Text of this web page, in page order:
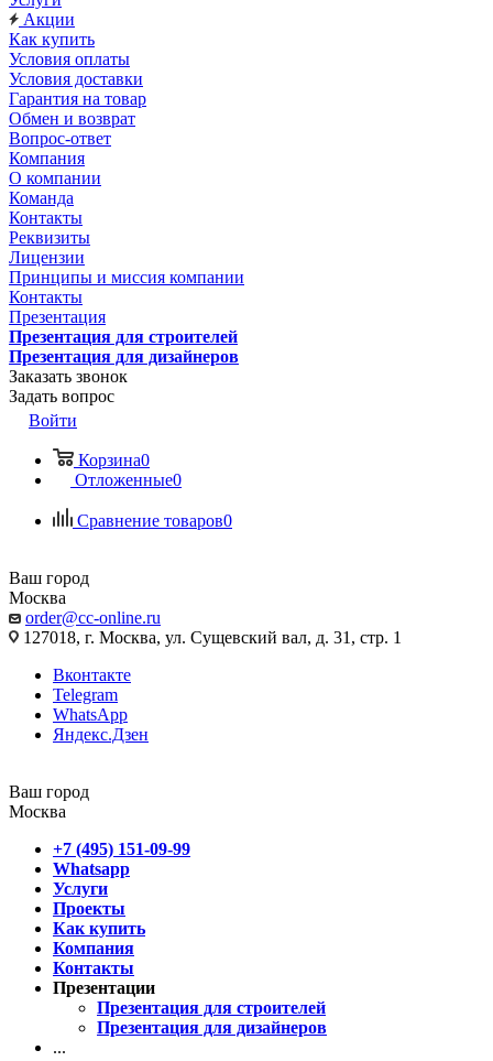
Акции
Как купить
Условия оплаты
Условия доставки
Гарантия на товар
Обмен и возврат
Вопрос-ответ
Компания
О компании
Команда
Контакты
Реквизиты
Лицензии
Принципы и миссия компании
Контакты
Презентация
Презентация для строителей
Презентация для дизайнеров
Заказать звонок
Задать вопрос
Войти
Корзина0
Отложенные0
Сравнение товаров0
Ваш город
Москва
order@cc-online.ru
127018, г. Москва, ул. Сущевский вал, д. 31, стр. 1
Вконтакте
Telegram
WhatsApp
Яндекс.Дзен
Ваш город
Москва
+7 (495) 151-09-99
Whatsapp
Услуги
Проекты
Как купить
Компания
Контакты
Презентации
Презентация для строителей
Презентация для дизайнеров
...